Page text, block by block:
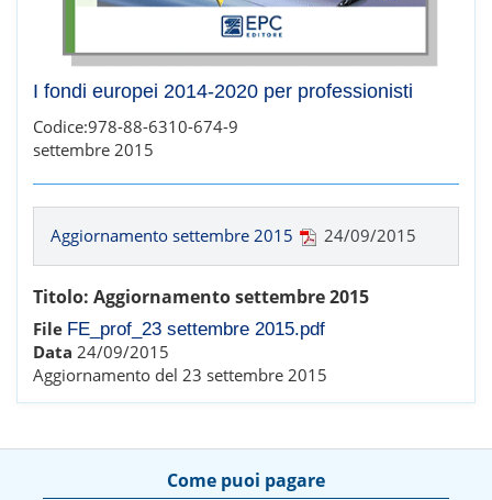
I fondi europei 2014-2020 per professionisti
Codice:978-88-6310-674-9
settembre 2015
Aggiornamento settembre 2015 24/09/2015
Titolo: Aggiornamento settembre 2015
File FE_prof_23 settembre 2015.pdf
Data 24/09/2015
Aggiornamento del 23 settembre 2015
Come puoi pagare